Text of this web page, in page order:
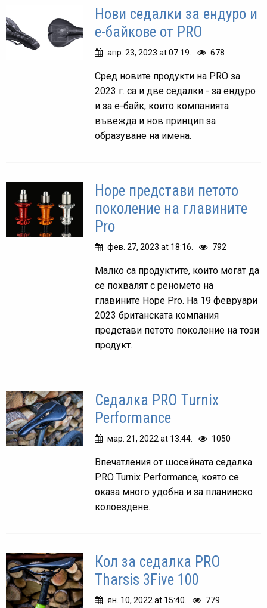
Нови седалки за ендуро и
е-байкове от PRO
апр. 23, 2023 at 07:19. 678
Сред новите продукти на PRO за
2023 г. са и две седалки - за ендуро
и за е-байк, които компанията
въвежда и нов принцип за
образуване на имена.
Hope представи петото
поколение на главините
Pro
фев. 27, 2023 at 18:16. 792
Малко са продуктите, които могат да
се похвалят с реномето на
главините Hope Pro. На 19 февруари
2023 британската компания
представи петото поколение на този
продукт.
Седалка PRO Turnix
Performance
мар. 21, 2022 at 13:44. 1050
Впечатления от шосейната седалка
PRO Turnix Performance, която се
оказа много удобна и за планинско
колоездене.
Кол за седалка PRO
Tharsis 3Five 100
ян. 10, 2022 at 15:40. 779